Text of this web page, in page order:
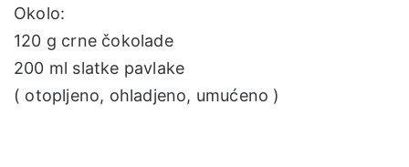
Okolo:
120 g crne čokolade
200 ml slatke pavlake
( otopljeno, ohladjeno, umućeno )